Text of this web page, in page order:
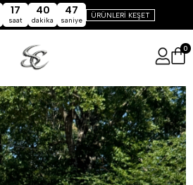
17
saat
40
dakika
46
saniye
ÜRÜNLERİ KEŞET
0